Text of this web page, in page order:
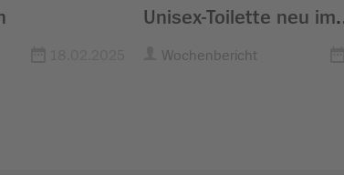
Unisex-Toilette neu im
Freiburger Eschholzpark
Wochenbericht